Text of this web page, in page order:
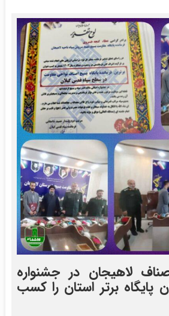
لاهیجان در جشنواره
پایگاه برتر استان را کسب